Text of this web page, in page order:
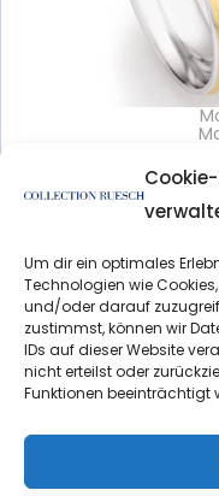
Um dir ein optimales
Technologien wie
und/oder darauf
zustimmst, können wir
IDs auf dieser Website
nicht erteilst oder
Funktionen beeinträchtigt